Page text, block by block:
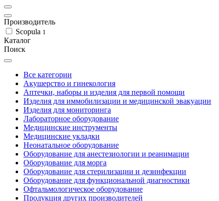
Производитель
Scopula 1
Каталог
Поиск
Все категории
Акушерство и гинекология
Аптечки, наборы и изделия для первой помощи
Изделия для иммобилизации и медицинской эвакуации
Изделия для мониторинга
Лабораторное оборудование
Медицинские инструменты
Медицинские укладки
Неонатальное оборудование
Оборудование для анестезиологии и реанимации
Оборудование для морга
Оборудование для стерилизации и дезинфекции
Оборудование для функциональной диагностики
Офтальмологическое оборудование
Продукция других производителей